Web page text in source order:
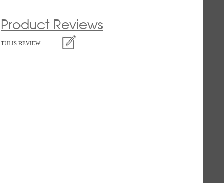
Product Reviews
TULIS REVIEW